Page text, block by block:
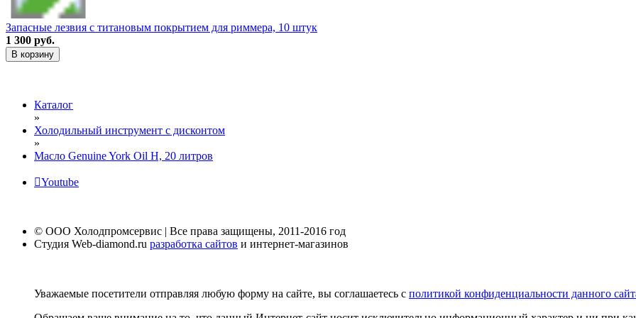
Запасные лезвия с титановым покрытием для риммера, 10 штук
1 300 руб.
В корзину
Каталог
»
Холодильный инструмент с дисконтом
»
Масло Genuine York Oil H, 20 литров
Youtube
© ООО Холодпромсервис | Все права защищены, 2011-2016 год
Студия Web-diamond.ru разработка сайтов и интернет-магазинов
Уважаемые посетители отправляя любую форму на сайте, вы соглашаетесь с политикой конфиденциальности данного